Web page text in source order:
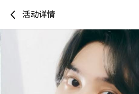
活动详情